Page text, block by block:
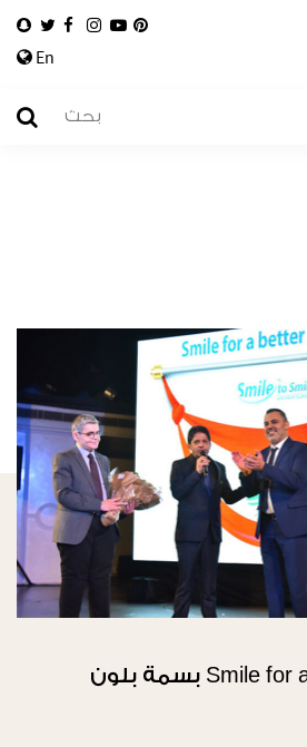
En
Smile for a better Lebanon بسمة بلون